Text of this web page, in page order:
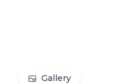
Gallery